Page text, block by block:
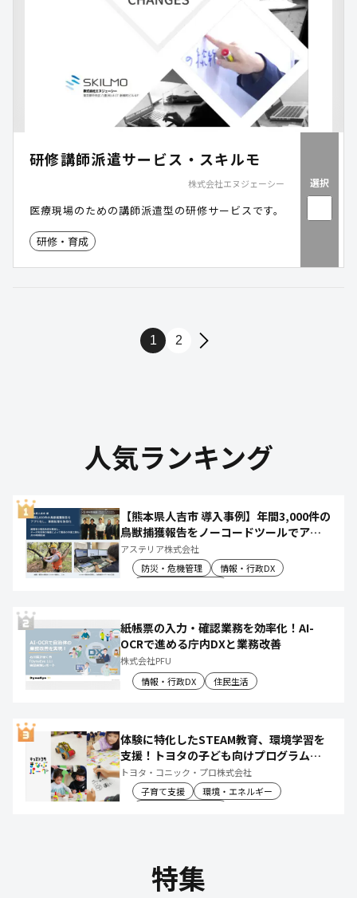
研修講師派遣サービス・スキルモ
株式会社エヌジェーシー
医療現場のための講師派遣型の研修サービスです。
研修・育成
選択
1 2
人気ランキング
【熊本県人吉市 導入事例】年間3,000件の
鳥獣捕獲報告をノーコードツールでアプ
リ化し、月50時間の庁内作業を削減
アステリア株式会社
防災・危機管理
情報・行政DX
紙帳票の入力・確認業務を効率化！AI-
OCRで進める庁内DXと業務改善
株式会社PFU
情報・行政DX
住民生活
体験に特化したSTEAM教育、環境学習を
支援！トヨタの子ども向けプログラムで
社会や将来について楽しく学べる体験機
会を創出
トヨタ・コニック・プロ株式会社
子育て支援
環境・エネルギー
特集